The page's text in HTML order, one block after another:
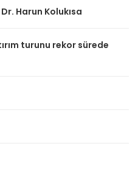
Harun Kolukısa
turunu rekor sürede